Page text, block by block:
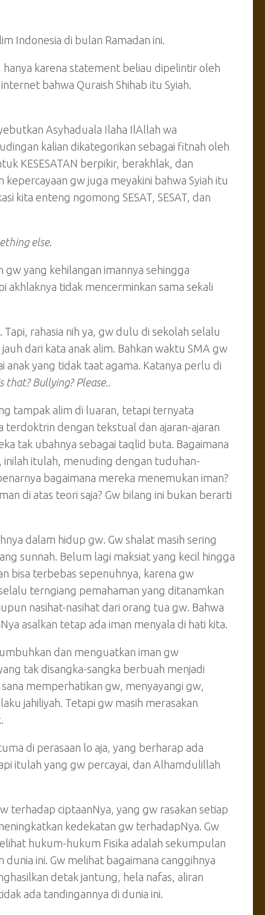
Indonesia di bulan Ramadan ini.
hanya karena statement beliau dipelintir oleh
bahwa Quraish Shihab itu Syiah.
Asyhaduala Ilaha IlAllah wa
kalian dikategorikan sebagai fitnah oleh
KESESATAN berpikir, berakhlak, dan
gw juga meyakini bahwa Syiah itu
kita enteng ngomong SESAT, SESAT, dan
else.
yang kehilangan imannya sehingga
akhlaknya tidak mencerminkan sama sekali
rahasia nih ya, gw dulu di sekolah selalu
dari kata anak alim. Bahkan waktu SMA gw
yang tidak taat agama. Katanya perlu di
Bullying? Please..
tampak alim di luaran, tetapi ternyata
terdoktrin dengan tekstual dan ajaran-ajaran
tak ubahnya sebagai taqlid buta. Bagaimana
inilah itulah, menuding dengan tuduhan-
bagaimana mereka menemukan iman?
di atas teori saja? Gw bilang ini bukan berarti
dalam hidup gw. Gw shalat masih sering
sunnah. Belum lagi maksiat yang kecil hingga
bisa terbebas sepenuhnya, karena gw
terngiang pemahaman yang ditanamkan
nasihat-nasihat dari orang tua gw. Bahwa
asalkan tetap ada iman menyala di hati kita.
dan menguatkan iman gw
tak disangka-sangka berbuah menjadi
memperhatikan gw, menyayangi gw,
jahiliyah. Tetapi gw masih merasakan
di perasaan lo aja, yang berharap ada
itulah yang gw percayai, dan Alhamdulillah
terhadap ciptaanNya, yang gw rasakan setiap
kedekatan gw terhadapNya. Gw
hukum-hukum Fisika adalah sekumpulan
ini. Gw melihat bagaimana canggihnya
detak jantung, hela nafas, aliran
ada tandingannya di dunia ini.